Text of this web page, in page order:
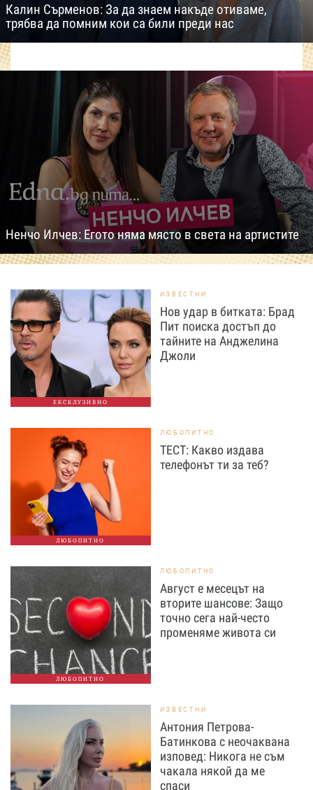
Калин Сърменов: За да знаем накъде отиваме,
трябва да помним кои са били преди нас
Ненчо Илчев: Егото няма място в света на артистите
ЕКСКЛУЗИВНО
ИЗВЕСТНИ
Нов удар в битката: Брад
Пит поиска достъп до
тайните на Анджелина
Джоли
ЛЮБОПИТНО
ЛЮБОПИТНО
ТЕСТ: Какво издава
телефонът ти за теб?
ЛЮБОПИТНО
ЛЮБОПИТНО
Август е месецът на
вторите шансове: Защо
точно сега най-често
променяме живота си
ИЗВЕСТНИ
Антония Петрова-
Батинкова с неочаквана
изповед: Никога не съм
чакала някой да ме
спаси